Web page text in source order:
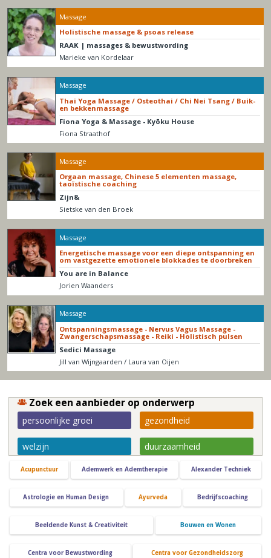
Massage
Holistische massage & psoas release
RAAK | massages & bewustwording
Marieke van Kordelaar
Massage
Thai Yoga Massage / Osteothai / Chi Nei Tsang / Buik-
en bekkenmassage
Fiona Yoga & Massage - Kyōku House
Fiona Straathof
Massage
Orgaan massage, Chinese 5 elementen massage,
taoïstische coaching
Zijn&
Sietske van den Broek
Massage
Energetische massage voor een diepe ontspanning en
om vastgezette emotionele blokkades te doorbreken
You are in Balance
Jorien Waanders
Massage
Ontspanningsmassage - Nervus Vagus Massage -
Zwangerschapsmassage - Reiki - Holistisch pulsen
Sedici Massage
Jill van Wijngaarden / Laura van Oijen
Zoek een aanbieder op onderwerp
persoonlijke groei gezondheid
welzijn duurzaamheid
Acupunctuur Ademwerk en Ademtherapie Alexander Techniek
Astrologie en Human Design Ayurveda Bedrijfscoaching
Beeldende Kunst & Creativiteit Bouwen en Wonen
Centra voor Bewustwording Centra voor Gezondheidszorg